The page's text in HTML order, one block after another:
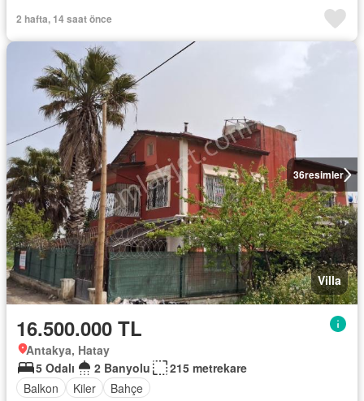
2 hafta, 14 saat önce
36resimler
Villa
16.500.000 TL
Antakya, Hatay
5 Odalı
2 Banyolu
215 metrekare
Balkon
Kiler Bahçe